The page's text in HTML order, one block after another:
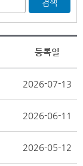
검색
등록일
2026-07-13
2026-06-11
2026-05-12